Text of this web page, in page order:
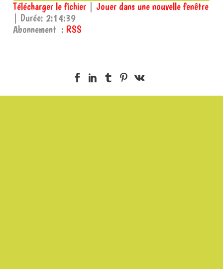
RSS
SHARE
Télécharger le fichier
Jouer dans une nouvelle fenêtre
Durée: 2:14:39
Abonnement : RSS